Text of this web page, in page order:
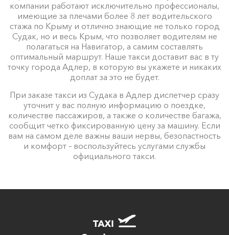
компании работают исключительно профессионалы,
имеющие за плечами более 8 лет водительского
стажа по Крыму и отлично знающие не только город
Судак, но и весь Крым, что позволяет водителям не
полагаться на Навигатор, а самим составлять
оптимальный маршрут. Наше такси доставит вас в ту
точку города Адлер, в которую вы укажете и никаких
доплат за это не будет.
При заказе такси из Судака в Адлер диспетчер сразу
уточнит у вас полную информацию о поездке,
количестве пассажиров, а также о количестве багажа,
сообщит четко фиксированную цену за машину. Если
вам на самом деле важны ваши нервы, безопастность
и комфорт – воспользуйтесь услугами службы
официального такси.